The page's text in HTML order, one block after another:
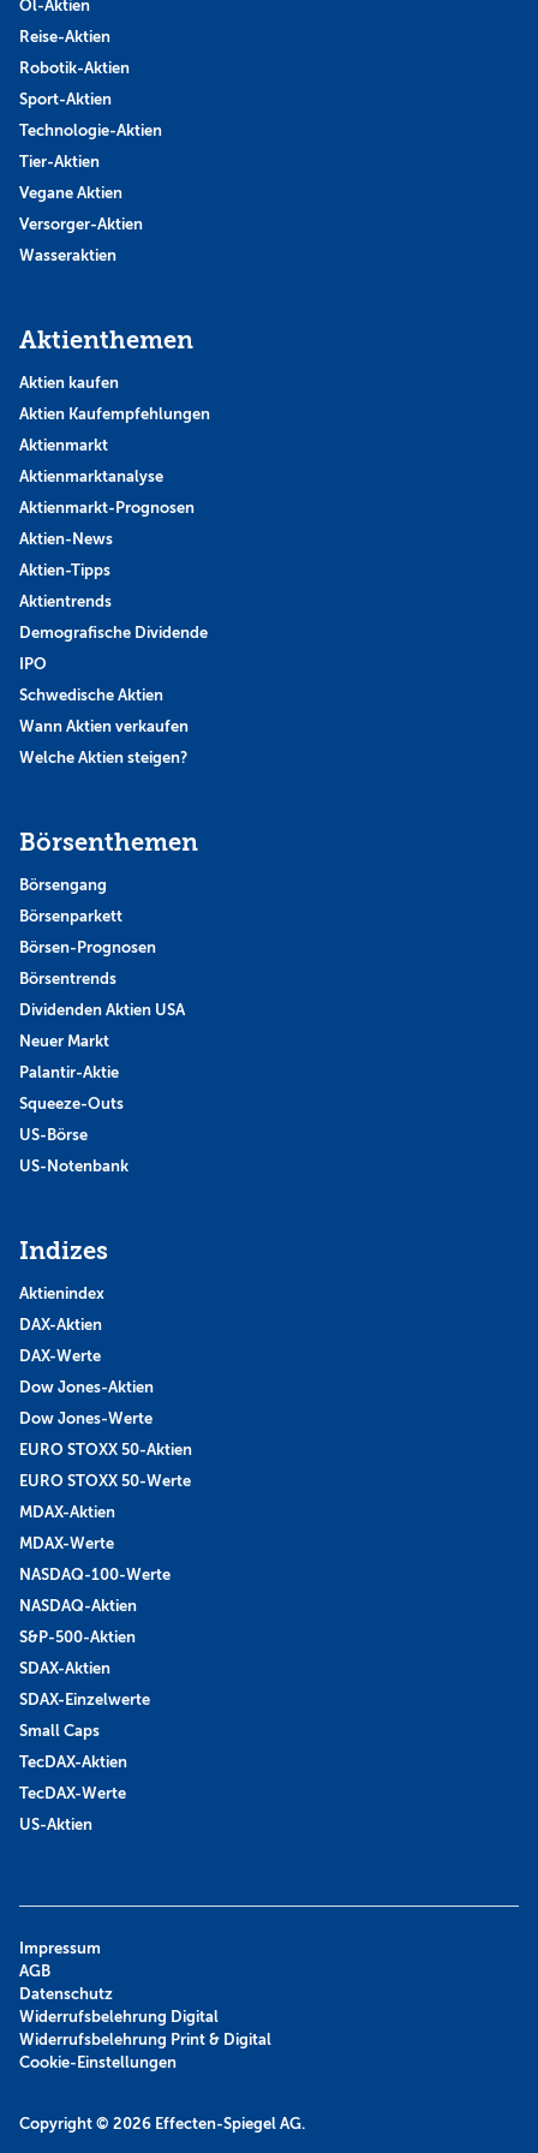
Öl-Aktien
Reise-Aktien
Robotik-Aktien
Sport-Aktien
Technologie-Aktien
Tier-Aktien
Vegane Aktien
Versorger-Aktien
Wasseraktien
Aktienthemen
Aktien kaufen
Aktien Kaufempfehlungen
Aktienmarkt
Aktienmarktanalyse
Aktienmarkt-Prognosen
Aktien-News
Aktien-Tipps
Aktientrends
Demografische Dividende
IPO
Schwedische Aktien
Wann Aktien verkaufen
Welche Aktien steigen?
Börsenthemen
Börsengang
Börsenparkett
Börsen-Prognosen
Börsentrends
Dividenden Aktien USA
Neuer Markt
Palantir-Aktie
Squeeze-Outs
US-Börse
US-Notenbank
Indizes
Aktienindex
DAX-Aktien
DAX-Werte
Dow Jones-Aktien
Dow Jones-Werte
EURO STOXX 50-Aktien
EURO STOXX 50-Werte
MDAX-Aktien
MDAX-Werte
NASDAQ-100-Werte
NASDAQ-Aktien
S&P-500-Aktien
SDAX-Aktien
SDAX-Einzelwerte
Small Caps
TecDAX-Aktien
TecDAX-Werte
US-Aktien
Copyright © 2026 Effecten-Spiegel AG.
Impressum
AGB
Datenschutz
Widerrufsbelehrung Digital
Widerrufsbelehrung Print & Digital
Cookie-Einstellungen